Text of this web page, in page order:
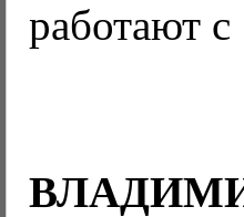
работают с